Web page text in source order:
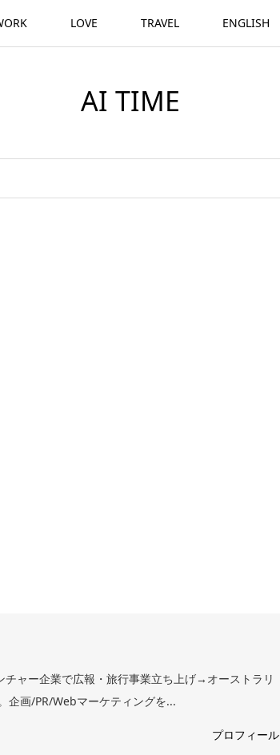
LOVE TRAVEL ENGLISH
AI TIME
チャー企業で広報・旅行事業立ち上げ→オーストラリ
企画/PR/Webマーケティングを...
プロフィール